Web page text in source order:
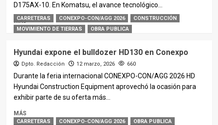
D175AX-10. En Komatsu, el avance tecnológico...
MÁS
CARRETERAS CONEXPO-CON/AGG 2026
CONSTRUCCIÓN
MOVIMIENTO DE TIERRAS
OBRA PUBLICA
Hyundai expone el bulldozer HD130 en Conexpo
Dpto. Redacción 12 marzo, 2026 660
Durante la feria internacional CONEXPO-CON/AGG 2026 HD
Hyundai Construction Equipment aprovechó la ocasión para
exhibir parte de su oferta más...
MÁS
CARRETERAS CONEXPO-CON/AGG 2026 OBRA PUBLICA